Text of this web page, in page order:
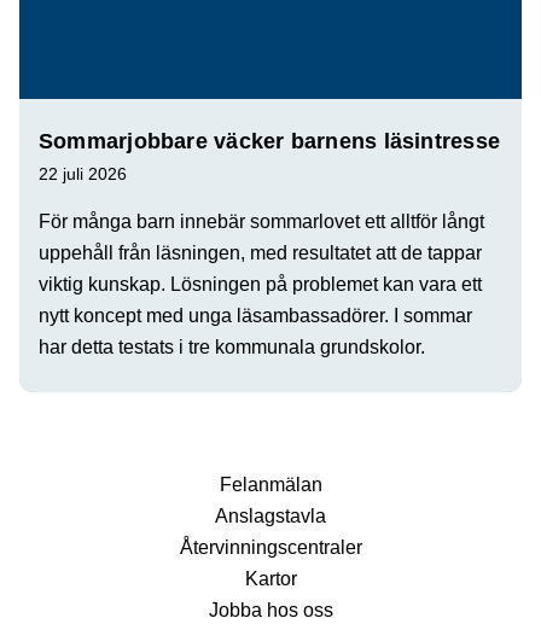
Sommarjobbare väcker barnens läsintresse
22 juli 2026
För många barn innebär sommarlovet ett alltför långt
uppehåll från läsningen, med resultatet att de tappar
viktig kunskap. Lösningen på problemet kan vara ett
nytt koncept med unga läsambassadörer. I sommar
har detta testats i tre kommunala grundskolor.
Fel­anmälan
Anslags­tavla
Återvinnings­centraler
Kartor
Jobba hos oss